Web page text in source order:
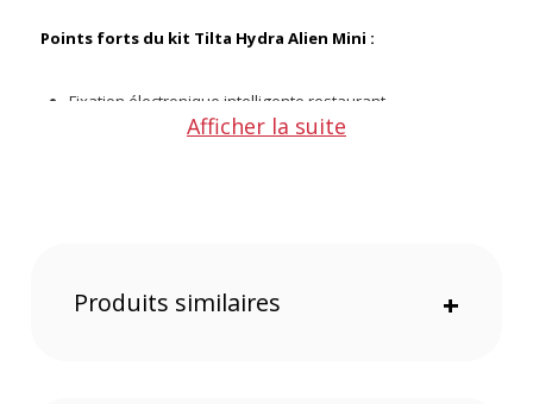
Points forts du kit Tilta Hydra Alien Mini :
Fixation électronique intelligente restaurant
automatiquement la pression d'aspiration
météos capricieuses
Afficher la suite
Produits similaires +